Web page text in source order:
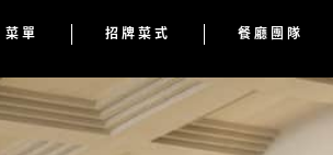
菜單 招牌菜式 餐廳團隊